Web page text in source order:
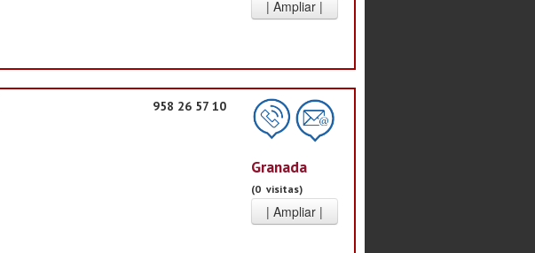
958 26 57 10
Granada
(0 visitas)